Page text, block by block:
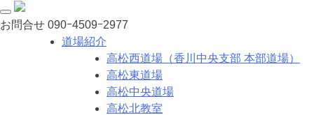
お問合せ 090ｰ4509ｰ2977
道場紹介
高松西道場（香川中央支部 本部道場）
高松東道場
高松中央道場
高松北教室